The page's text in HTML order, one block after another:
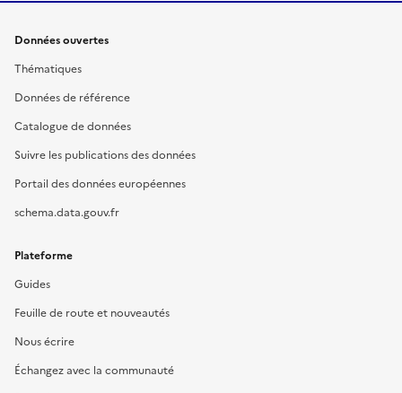
Données ouvertes
Thématiques
Données de référence
Catalogue de données
Suivre les publications des données
Portail des données européennes
schema.data.gouv.fr
Plateforme
Guides
Feuille de route et nouveautés
Nous écrire
Échangez avec la communauté